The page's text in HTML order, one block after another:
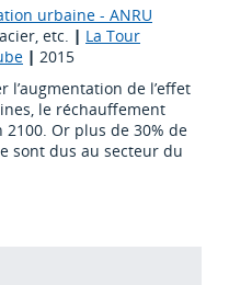
urbaine - ANRU
etc. | La Tour
| 2015
l’augmentation de l’effet
le réchauffement
Or plus de 30% de
sont dus au secteur du